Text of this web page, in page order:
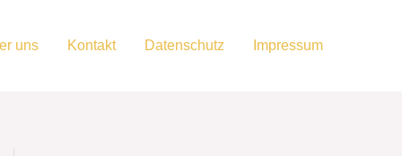
uns Kontakt Datenschutz Impressum